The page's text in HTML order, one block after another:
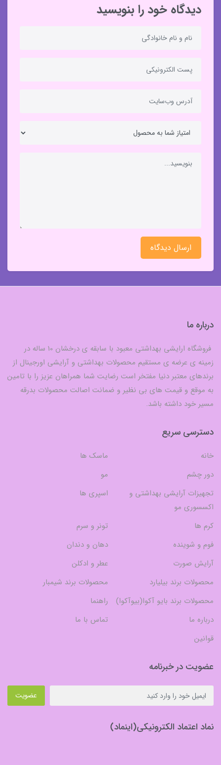
دیدگاه خود را بنویسید
ارسال دیدگاه
درباره ما
فروشگاه ارایشی بهداشتی معبود با سابقه ی درخشان 10 ساله در
زمینه ی عرضه ی مستقیم محصولات بهداشتی و آرایشی اورجینال از
برندهای معتبر دنیا مفتخر است رضایت شما همراهان عزیز را با تامین
به موقع و قیمت های بی نظیر و ضمانت اصالت محصولات بدرقه
مسیر خود داشته باشد.
دسترسی سریع
خانه
ماسک ها
دور چشم
مو
تجهیزات آرایشی بهداشتی و
اکسسوری مو
اسپری ها
کرم ها
تونر و سرم
فوم و شوینده
دهان و دندان
آرایش صورت
عطر و ادکلن
محصولات برند بیلیارد
محصولات برند شیمبار
محصولات برند بایو آکوا(بیوآکوا)
راهنما
درباره ما
تماس با ما
قوانین
عضویت در خبرنامه
عضویت
نماد اعتماد الکترونیکی(اینماد)